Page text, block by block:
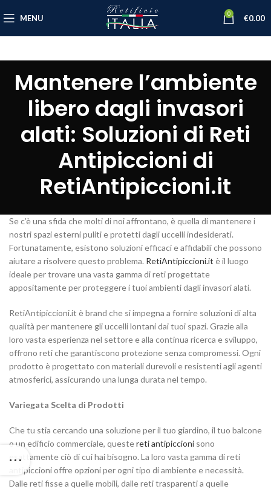
MENU 0 €0.00
Mantenere l’ambiente
libero dagli invasori
alati: Soluzioni di Reti
Antipiccioni di
RetiAntipiccioni.it
Se c’è una sfida che molti di noi affrontano, è quella di mantenere i
nostri spazi esterni puliti e protetti dagli uccelli indesiderati.
Fortunatamente, esistono soluzioni efficaci e affidabili che possono
aiutare a risolvere questo problema. RetiAntipiccioni.it è il luogo
ideale per trovare una vasta gamma di reti progettate
appositamente per proteggere i tuoi ambienti dagli invasori alati.
RetiAntipiccioni.it è brand che si impegna a fornire soluzioni di alta
qualità per mantenere gli uccelli lontani dai tuoi spazi. Grazie alla
loro vasta esperienza nel settore e alla continua ricerca e sviluppo,
offrono reti che garantiscono protezione senza compromessi. Ogni
prodotto è progettato con materiali durevoli e resistenti agli agenti
atmosferici, assicurando una lunga durata nel tempo.
Variegata Scelta di Prodotti
Che tu stia cercando una soluzione per il tuo giardino, il tuo balcone
o un edificio commerciale, questereti antipiccioni sono
esattamente ciò di cui hai bisogno. La loro vasta gamma di reti
antipiccioni offre opzioni per ogni tipo di ambiente e necessità.
Dalle reti fisse a quelle mobili, dalle reti trasparenti a quelle